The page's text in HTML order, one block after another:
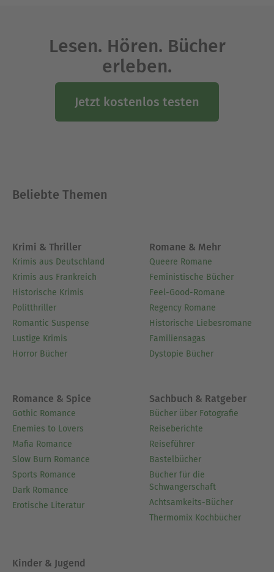
Lesen. Hören. Bücher
erleben.
Jetzt kostenlos testen
Beliebte Themen
Krimi & Thriller
Krimis aus Deutschland
Krimis aus Frankreich
Historische Krimis
Politthriller
Romantic Suspense
Lustige Krimis
Horror Bücher
Romane & Mehr
Queere Romane
Feministische Bücher
Feel-Good-Romane
Regency Romane
Historische Liebesromane
Familiensagas
Dystopie Bücher
Romance & Spice
Gothic Romance
Enemies to Lovers
Mafia Romance
Slow Burn Romance
Sports Romance
Dark Romance
Erotische Literatur
Sachbuch & Ratgeber
Bücher über Fotografie
Reiseberichte
Reiseführer
Bastelbücher
Bücher für die
Schwangerschaft
Achtsamkeits-Bücher
Thermomix Kochbücher
Kinder & Jugend